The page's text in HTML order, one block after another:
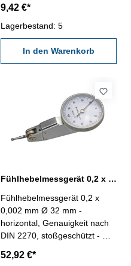
9,42 €*
Lagerbestand: 5
In den Warenkorb
Fühlhebelmessgerät 0,2 x 0,002 mm Ø 32 mm horizontal
Fühlhebelmessgerät 0,2 x
0,002 mm Ø 32 mm -
horizontal, Genauigkeit nach
DIN 2270, stoßgeschützt - mit
Ø 2 mm - automatische
52,92 €*